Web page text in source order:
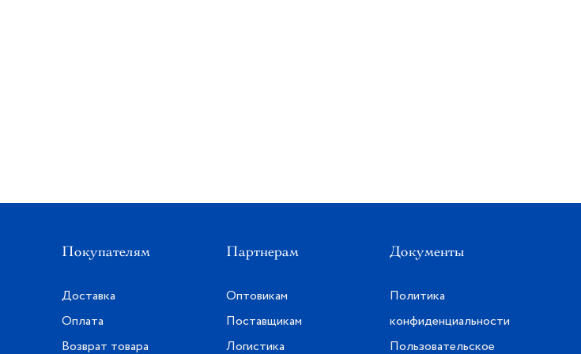
Покупателям
Доставка
Оплата
Возврат товара
Партнерам
Оптовикам
Поставщикам
Логистика
Документы
Политика
конфиденциальности
Пользовательское